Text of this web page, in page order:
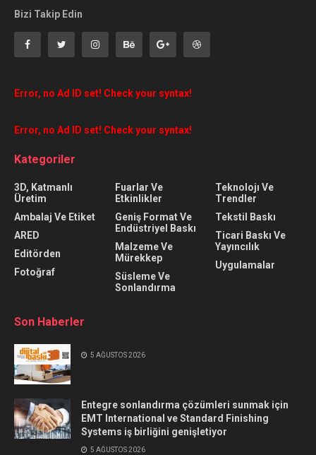
Bizi Takip Edin
Error, no Ad ID set! Check your syntax!
Error, no Ad ID set! Check your syntax!
Kategoriler
3D, Katmanlı
Üretim
Ambalaj Ve Etiket
ARED
Editörden
Fotoğraf
Fuarlar Ve
Etkinlikler
Geniş Format Ve
Endüstriyel Baskı
Malzeme Ve
Mürekkep
Süsleme Ve
Sonlandırma
Teknolojı Ve
Trendler
Tekstil Baskı
Ticari Baskı Ve
Yayıncılık
Uygulamalar
Son Haberler
5 AĞUSTOS 2026
Entegre sonlandırma çözümleri sunmak için
EMT International ve Standard Finishing
Systems iş birliğini genişletiyor
5 AĞUSTOS 2026